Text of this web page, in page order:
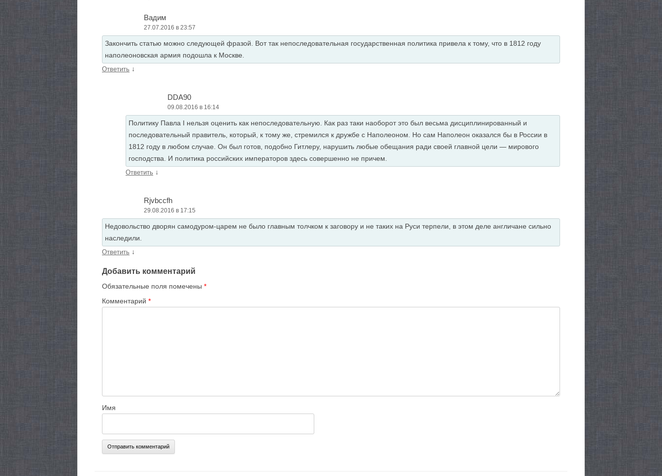
Вадим
27.07.2016 в 23:57
Закончить статью можно следующей фразой. Вот так непоследовательная государственная политика привела к тому, что в 1812 году
наполеоновская армия подошла к Москве.
Ответить ↓
DDA90
09.08.2016 в 16:14
Политику Павла I нельзя оценить как непоследовательную. Как раз таки наоборот это был весьма дисциплинированный и
последовательный правитель, который, к тому же, стремился к дружбе с Наполеоном. Но сам Наполеон оказался бы в России в
1812 году в любом случае. Он был готов, подобно Гитлеру, нарушить любые обещания ради своей главной цели — мирового
господства. И политика российских императоров здесь совершенно не причем.
Ответить ↓
Rjvbccfh
29.08.2016 в 17:15
Недовольство дворян самодуром-царем не было главным толчком к заговору и не таких на Руси терпели, в этом деле англичане сильно
наследили.
Ответить ↓
Добавить комментарий
Обязательные поля помечены *
Комментарий *
Имя